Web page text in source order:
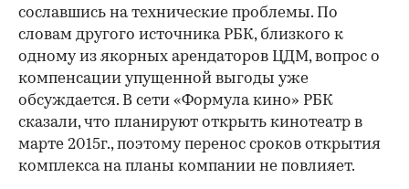
сославшись на технические проблемы. По
словам другого источника РБК, близкого к
одному из якорных арендаторов ЦДМ, вопрос о
компенсации упущенной выгоды уже
обсуждается. В сети «Формула кино» РБК
сказали, что планируют открыть кинотеатр в
марте 2015г., поэтому перенос сроков открытия
комплекса на планы компании не повлияет.​